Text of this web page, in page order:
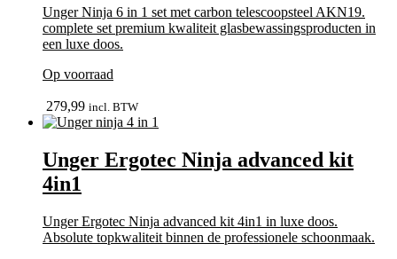
Unger Ninja 6 in 1 set met carbon telescoopsteel AKN19.
complete set premium kwaliteit glasbewassingsproducten in
een luxe doos.
Op voorraad
279,99 incl. BTW
Unger Ergotec Ninja advanced kit
4in1
Unger Ergotec Ninja advanced kit 4in1 in luxe doos.
Absolute topkwaliteit binnen de professionele schoonmaak.